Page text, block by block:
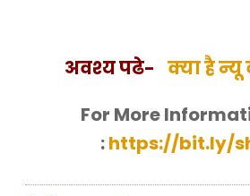
अवश्य पढे- क्या है न्यू
For More
:https://bit.ly/